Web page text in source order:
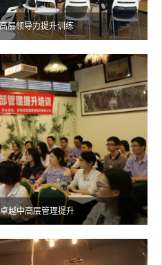
层领导力提升训练
越中高层管理提升